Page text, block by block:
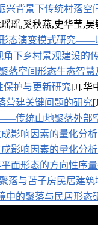
兴背景下传统村落
瑶,奚秋燕,史华莹,吴
态演变模式研究——
角下乡村景观建设的
落空间形态生态智慧
保护与更新研究[J].华
营建关键问题的研究
传统山地聚落外部
影响因素的量化分
影响因素的量化分
面形态的方向性序
落与苫子房民居建
中的聚落与民居形